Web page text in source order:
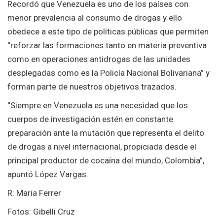
Recordó que Venezuela es uno de los países con
menor prevalencia al consumo de drogas y ello
obedece a este tipo de políticas públicas que permiten
“reforzar las formaciones tanto en materia preventiva
como en operaciones antidrogas de las unidades
desplegadas como es la Policía Nacional Bolivariana” y
forman parte de nuestros objetivos trazados.
“Siempre en Venezuela es una necesidad que los
cuerpos de investigación estén en constante
preparación ante la mutación que representa el delito
de drogas a nivel internacional, propiciada desde el
principal productor de cocaína del mundo, Colombia”,
apuntó López Vargas.
R: Maria Ferrer
Fotos: Gibelli Cruz